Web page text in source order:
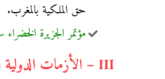
حق الملكية بالمغرب.
مؤتمر الجزيرة الخضراء سنة
III – الأزمات الدولية الناتجة عن التنافس الاستعماري والممهدة للحرب العالمية الأولى: